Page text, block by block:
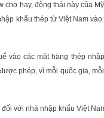
cho hay, động thái này của
khẩu thép từ Việt Nam
vào các mặt hàng thép
phép, vì mỗi quốc gia,
với nhà nhập khẩu Việt